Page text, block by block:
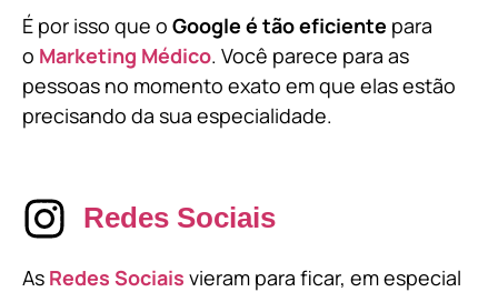
É por isso que o Google é tão eficiente para
o Marketing Médico. Você parece para as
pessoas no momento exato em que elas estão
precisando da sua especialidade.
Redes Sociais
As Redes Sociais vieram para ficar, em especial